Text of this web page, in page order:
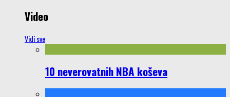
Video
Vidi sve
10 neverovatnih NBA koševa